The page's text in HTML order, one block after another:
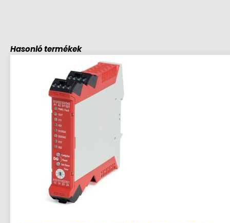
Hasonló termékek